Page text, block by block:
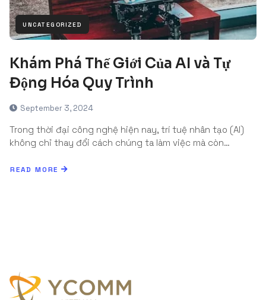
UNCATEGORIZED
Khám Phá Thế Giới Của AI và Tự
Động Hóa Quy Trình
September 3, 2024
Trong thời đại công nghệ hiện nay, trí tuệ nhân tạo (AI)
không chỉ thay đổi cách chúng ta làm việc mà còn…
READ MORE